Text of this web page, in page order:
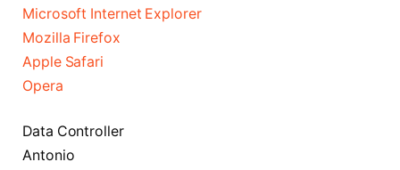
Microsoft Internet Explorer
Mozilla Firefox
Apple Safari
Opera
Data Controller
Antonio